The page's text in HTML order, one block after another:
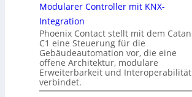
Modularer Controller mit KNX-
Integration
Phoenix Contact stellt mit dem Catan
C1 eine Steuerung für die
Gebäudeautomation vor, die eine
offene Architektur, modulare
Erweiterbarkeit und Interoperabilität
verbindet.